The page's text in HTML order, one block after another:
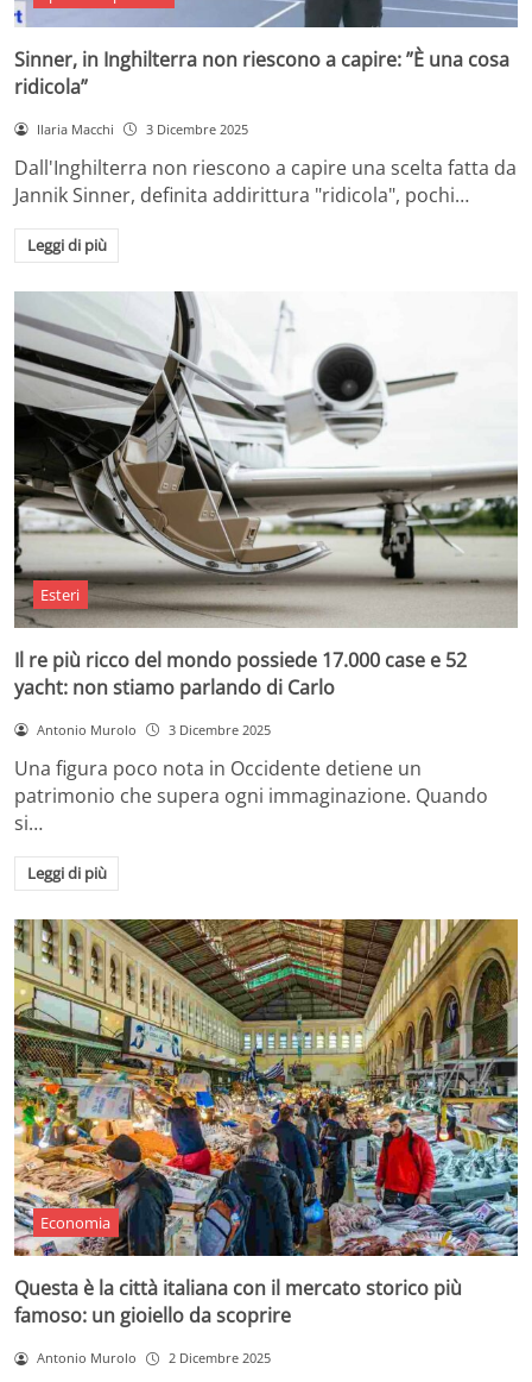
Sinner, in Inghilterra non riescono a capire: ”È una cosa
ridicola”
Ilaria Macchi 3 Dicembre 2025
Dall'Inghilterra non riescono a capire una scelta fatta da
Jannik Sinner, definita addirittura "ridicola", pochi…
Leggi di più
Esteri
Il re più ricco del mondo possiede 17.000 case e 52
yacht: non stiamo parlando di Carlo
Antonio Murolo 3 Dicembre 2025
Una figura poco nota in Occidente detiene un
patrimonio che supera ogni immaginazione. Quando
si…
Leggi di più
Economia
Questa è la città italiana con il mercato storico più
famoso: un gioiello da scoprire
Antonio Murolo 2 Dicembre 2025